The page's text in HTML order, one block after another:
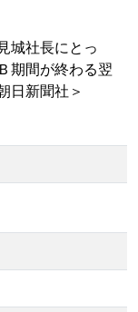
城社長にとっ
期間が終わる翌
日新聞社＞